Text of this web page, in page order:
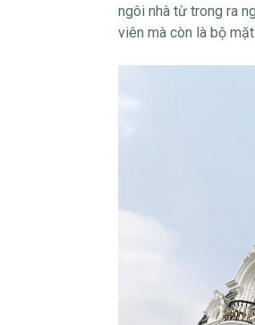
ngôi nhà từ trong ra
viên mà còn là bộ